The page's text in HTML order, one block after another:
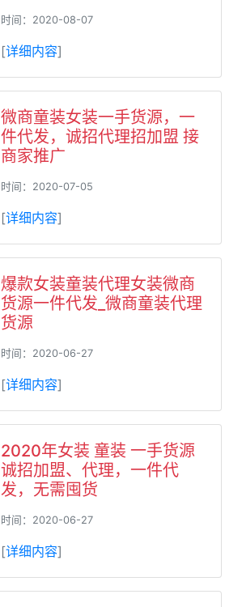
时间：2020-08-07
[详细内容]
微商童装女装一手货源，一
件代发，诚招代理招加盟 接
商家推广
时间：2020-07-05
[详细内容]
爆款女装童装代理女装微商
货源一件代发_微商童装代理
货源
时间：2020-06-27
[详细内容]
2020年女装 童装 一手货源
诚招加盟、代理，一件代
发，无需囤货
时间：2020-06-27
[详细内容]